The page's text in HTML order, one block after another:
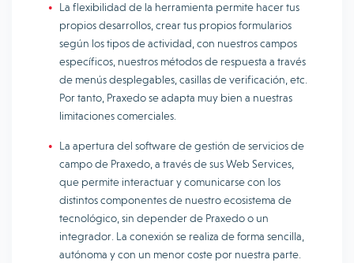
La flexibilidad de la herramienta permite hacer tus
propios desarrollos, crear tus propios formularios
según los tipos de actividad, con nuestros campos
específicos, nuestros métodos de respuesta a través
de menús desplegables, casillas de verificación, etc.
Por tanto, Praxedo se adapta muy bien a nuestras
limitaciones comerciales.
La apertura del software de gestión de servicios de
campo de Praxedo, a través de sus Web Services,
que permite interactuar y comunicarse con los
distintos componentes de nuestro ecosistema de
tecnológico, sin depender de Praxedo o un
integrador. La conexión se realiza de forma sencilla,
autónoma y con un menor coste por nuestra parte.